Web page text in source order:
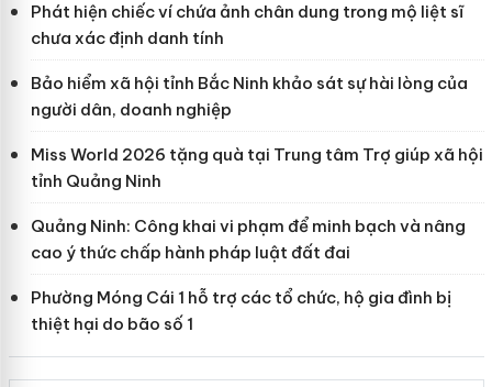
Phát hiện chiếc ví chứa ảnh chân dung trong mộ liệt sĩ
chưa xác định danh tính
Bảo hiểm xã hội tỉnh Bắc Ninh khảo sát sự hài lòng của
người dân, doanh nghiệp
Miss World 2026 tặng quà tại Trung tâm Trợ giúp xã hội
tỉnh Quảng Ninh
Quảng Ninh: Công khai vi phạm để minh bạch và nâng
cao ý thức chấp hành pháp luật đất đai
Phường Móng Cái 1 hỗ trợ các tổ chức, hộ gia đình bị
thiệt hại do bão số 1